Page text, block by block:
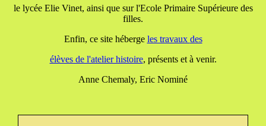
le lycée Elie Vinet, ainsi que sur l'Ecole Primaire Supérieure des
filles.
Enfin, ce site héberge les travaux des
élèves de l'atelier histoire, présents et à venir.
Anne Chemaly, Eric Nominé